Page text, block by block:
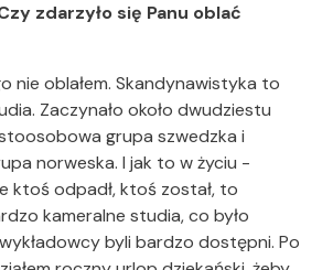
zdarzyło się Panu oblać
nie oblałem. Skandynawistyka to
Zaczynało około dwudziestu
grupa szwedzka i
norweska. I jak to w życiu -
ktoś odpadł, ktoś został, to
kameralne studia, co było
byli bardzo dostępni. Po